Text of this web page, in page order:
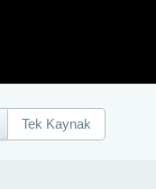
Tek Kaynak